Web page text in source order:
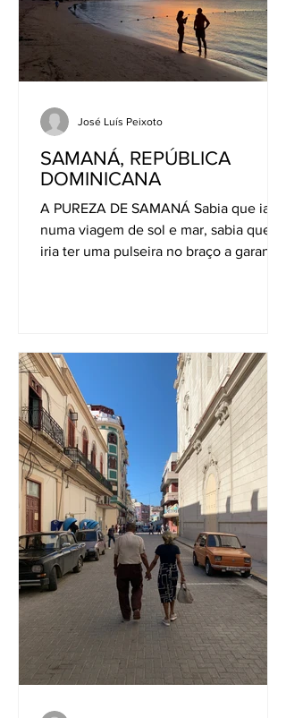
mercado, cruzam-se carros de mãos,
vão cheios de gelo para lá, voltam v
SAMANÁ, REPÚBLICA
DOMINICANA
A PUREZA DE SAMANÁ Sabia que ia
numa viagem de sol e mar, sabia que
iria ter uma pulseira no braço a garantir-
José Luís Peixoto